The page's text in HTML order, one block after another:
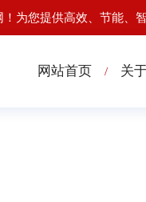
为您提供高效、节能、
网站首页 / 关